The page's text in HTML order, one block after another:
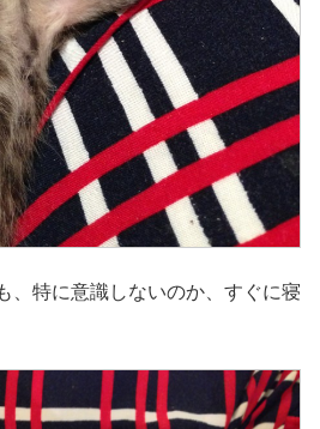
、特に意識しないのか、すぐに寝